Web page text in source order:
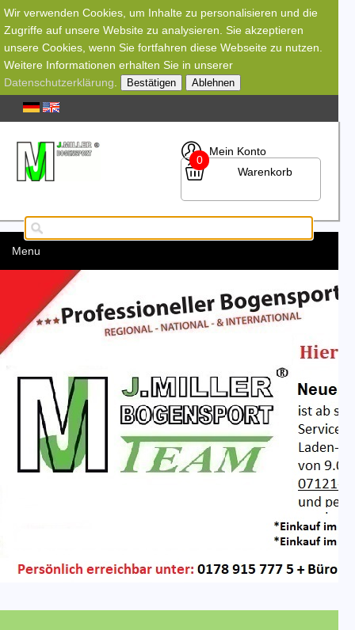
Wir verwenden Cookies, um Inhalte zu personalisieren und die
Zugriffe auf unsere Website zu analysieren. Sie akzeptieren
unsere Cookies, wenn Sie fortfahren diese Webseite zu nutzen.
Weitere Informationen erhalten Sie in unserer
Datenschutzerklärung
Bestätigen Ablehnen
Mein Konto
0
Warenkorb
Menu